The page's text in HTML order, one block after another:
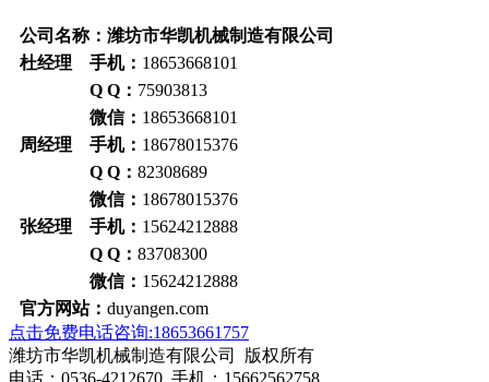
公司名称：潍坊市华凯机械制造有限公司
杜经理 手机： 18653668101
Q Q： 75903813
微信： 18653668101
周经理 手机： 18678015376
Q Q： 82308689
微信： 18678015376
张经理 手机： 15624212888
Q Q： 83708300
微信： 15624212888
官方网站： duyangen.com
点击免费电话咨询:18653661757
潍坊市华凯机械制造有限公司 版权所有